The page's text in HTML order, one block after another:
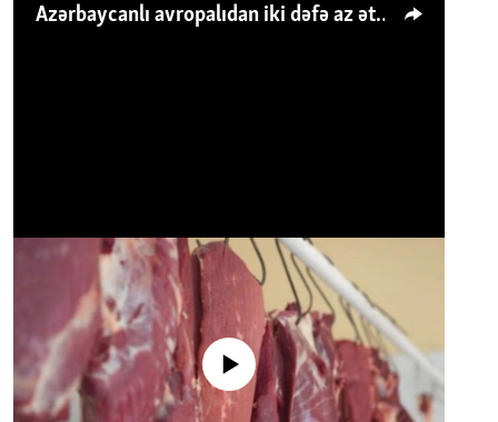
Azərbaycanlı avropalıdan iki dəfə az ət yeyir, amma... 'Qiymət artımı qaçılmazdır'
No media source currently available